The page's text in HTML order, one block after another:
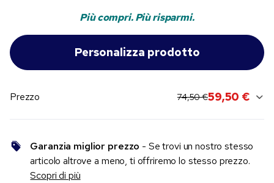
Più compri. Più risparmi.
Prezzo original price:
74,50 €current sale price:
59,50 €
Garanzia miglior prezzo - Se trovi un nostro stesso
articolo altrove a meno, ti offriremo lo stesso prezzo.
Scopri di più